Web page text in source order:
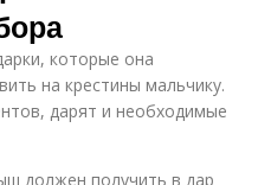
которые она
на крестины мальчику.
дарят и необходимые
должен получить в дар